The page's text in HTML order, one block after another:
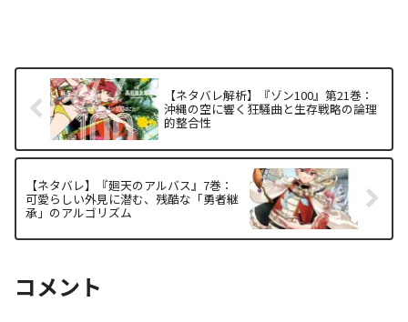
【ネタバレ解析】『ゾン100』第21巻：
沖縄の空に響く狂騒曲と生存戦略の論理
的整合性
【ネタバレ】『廻天のアルバス』7巻：
可愛らしい外見に潜む、残酷な「勇者継
承」のアルゴリズム
コメント